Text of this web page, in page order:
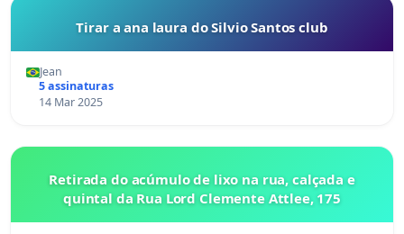
Tirar a ana laura do Silvio Santos club
Jean
5 assinaturas
14 Mar 2025
Retirada do acúmulo de lixo na rua, calçada e
quintal da Rua Lord Clemente Attlee, 175